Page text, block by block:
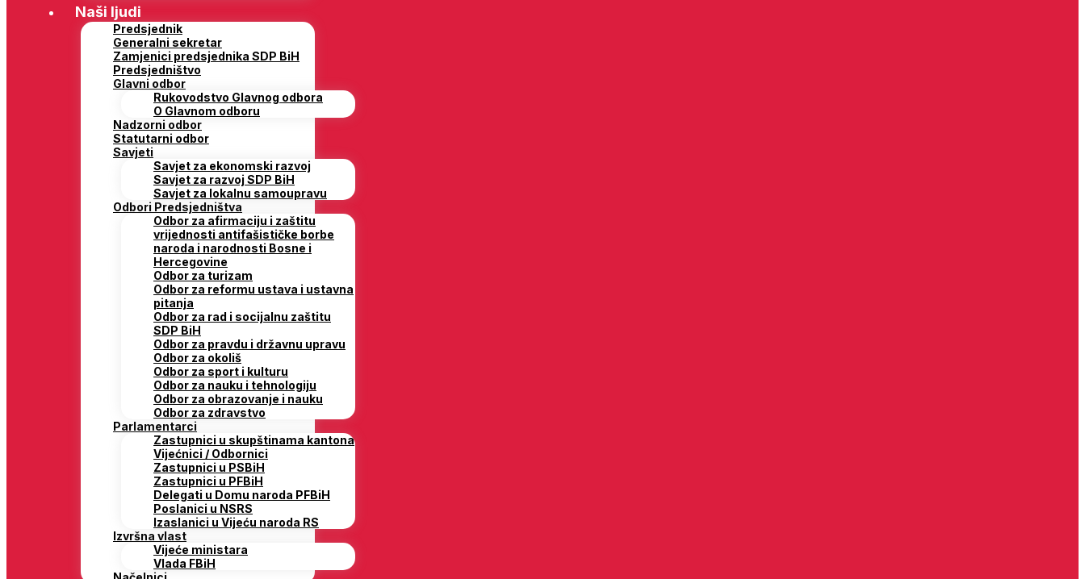
Naši ljudi
Predsjednik
Generalni sekretar
Zamjenici predsjednika SDP BiH
Predsjedništvo
Glavni odbor
Rukovodstvo Glavnog odbora
O Glavnom odboru
Nadzorni odbor
Statutarni odbor
Savjeti
Savjet za ekonomski razvoj
Savjet za razvoj SDP BiH
Savjet za lokalnu samoupravu
Odbori Predsjedništva
Odbor za afirmaciju i zaštitu
vrijednosti antifašističke borbe
naroda i narodnosti Bosne i
Hercegovine
Odbor za turizam
Odbor za reformu ustava i ustavna
pitanja
Odbor za rad i socijalnu zaštitu
SDP BiH
Odbor za pravdu i državnu upravu
Odbor za okoliš
Odbor za sport i kulturu
Odbor za nauku i tehnologiju
Odbor za obrazovanje i nauku
Odbor za zdravstvo
Parlamentarci
Zastupnici u skupštinama kantona
Vijećnici / Odbornici
Zastupnici u PSBiH
Zastupnici u PFBiH
Delegati u Domu naroda PFBiH
Poslanici u NSRS
Izaslanici u Vijeću naroda RS
Izvršna vlast
Vijeće ministara
Vlada FBiH